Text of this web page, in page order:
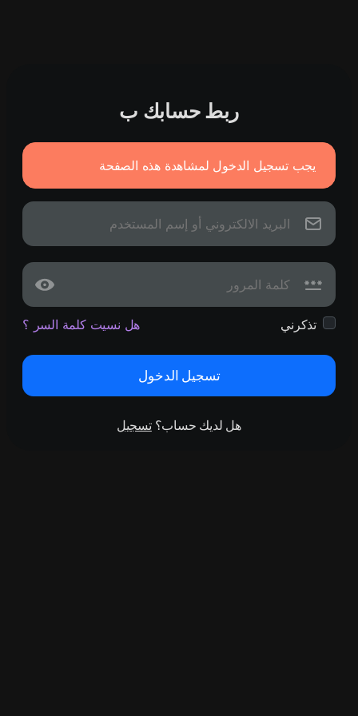
ربط حسابك ب
يجب تسجيل الدخول لمشاهدة هذه الصفحة
تذكرني هل نسيت كلمة السر ؟
تسجيل الدخول
هل لديك حساب؟تسجيل